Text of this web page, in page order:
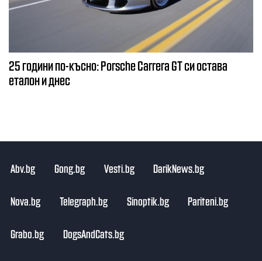
25 години по-късно: Porsche Carrera GT си остава
еталон и днес
Abv.bg Gong.bg Vesti.bg DarikNews.bg
Nova.bg Telegraph.bg Sinoptik.bg Pariteni.bg
Grabo.bg DogsAndCats.bg